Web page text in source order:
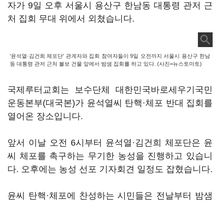
자가 9일 오후 서울시 용산구 한남동 대통령 관저 근
처 집회 무대 위에서 외쳤습니다.
'윤석열·김건희 체포단' 관계자와 집회 참여자들이 9일 오전까지 서울시 용산구 한남
동 대통령 관저 근처 볼보 건물 앞에서 밤샘 집회를 하고 있다. (사진=뉴스토마토)
국제루터교회는 보수단체 대한민국바로세우기국민
운동본부(대국본)가 윤석열씨 탄핵·체포 반대 집회를
열어온 장소입니다.
앞서 이날 오전 6시부터 윤석열·김건희 체포단은 윤
씨 체포를 촉구하는 무기한 농성을 진행하고 있습니
다. 오후에는 농성 선포 기자회견 일정도 잡혔습니다.
윤씨 탄핵·체포에 찬성하는 시민들은 전날부터 밤샘